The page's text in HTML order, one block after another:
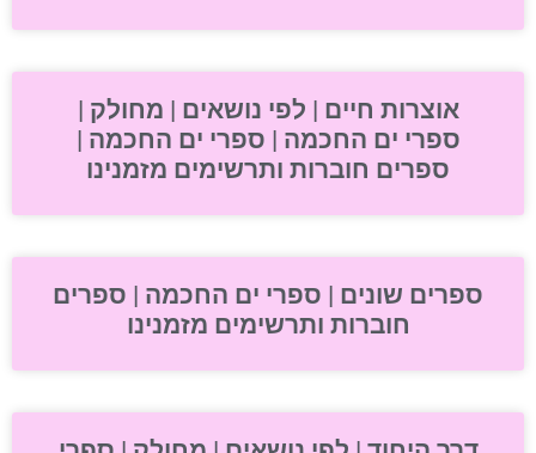
אוצרות חיים | לפי נושאים | מחולק |
ספרי ים החכמה | ספרי ים החכמה |
ספרים חוברות ותרשימים מזמנינו
ספרים שונים | ספרי ים החכמה | ספרים
חוברות ותרשימים מזמנינו